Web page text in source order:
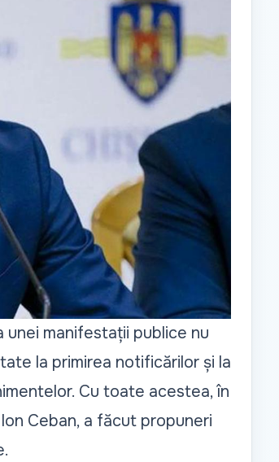
unei manifestații publice nu
la primirea notificărilor și la
Cu toate acestea, în
Ceban, a făcut propuneri